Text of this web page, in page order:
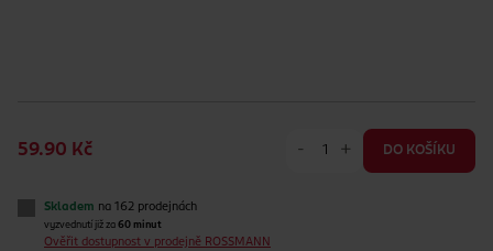
59.90 Kč - + DO KOŠÍKU
Skladem na 162 prodejnách
vyzvednutí již za 60 minut
Ověřit dostupnost v prodejně ROSSMANN